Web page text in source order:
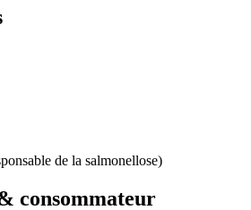
de la salmonellose)
consommateur